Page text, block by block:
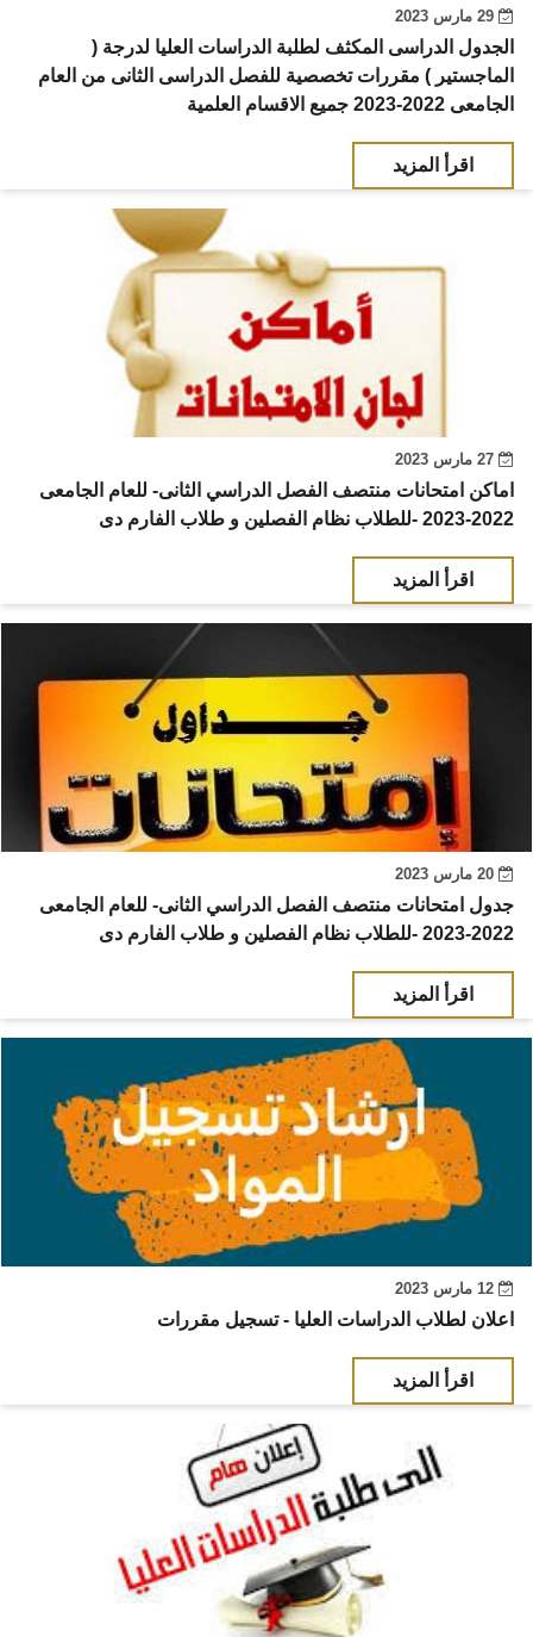
الجدول الدراسى المكثف لطلبة الدراسات العليا لدرجة (
الماجستير ) مقررات تخصصية للفصل الدراسى الثانى من العام
الجامعى 2022-2023 جميع الاقسام العلمية
اقرأ المزيد
اماكن امتحانات منتصف الفصل الدراسي الثانى- للعام الجامعى
2022-2023 -للطلاب نظام الفصلين و طلاب الفارم دى
اقرأ المزيد
جدول امتحانات منتصف الفصل الدراسي الثانى- للعام الجامعى
2022-2023 -للطلاب نظام الفصلين و طلاب الفارم دى
اقرأ المزيد
اعلان لطلاب الدراسات العليا - تسجيل مقررات
اقرأ المزيد